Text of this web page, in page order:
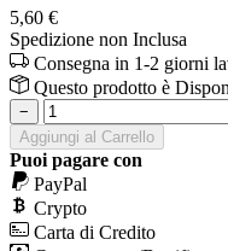
5,60 €
Spedizione non Inclusa
Consegna in 1-2 giorni
Questo prodotto è
−
Aggiungi al Carrello
Puoi pagare con
PayPal
Crypto
Carta di Credito